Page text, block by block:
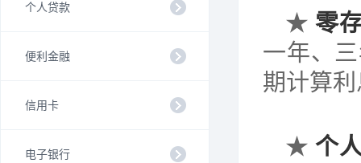
个人贷款
便利金融
信用卡
电子银行
★ 零
一年、
期计算
★ 个